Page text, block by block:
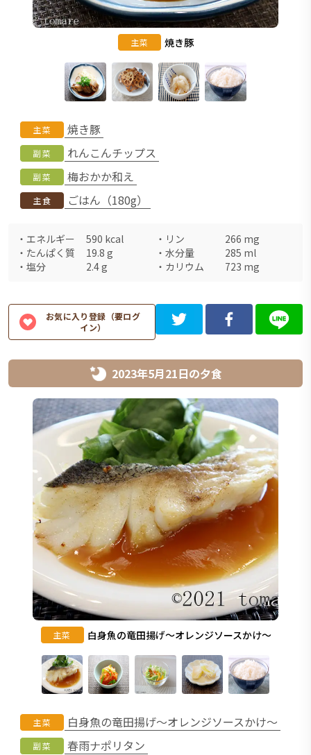
主菜 焼き豚
主菜 焼き豚
副菜 れんこんチップス
副菜 梅おかか和え
主食 ごはん（180g）
・ エネルギー 590 kcal ・ リン 266 mg
・ たんぱく質 19.8 g ・ 水分量 285 ml
・ 塩分 2.4g ・ カリウム 723 mg
お気に入り登録（要ログ
イン）
2023年5月21日の夕食
主菜 白身魚の竜田揚げ～オレンジソースかけ～
主菜 白身魚の竜田揚げ～オレンジソースかけ～
副菜 春雨ナポリタン